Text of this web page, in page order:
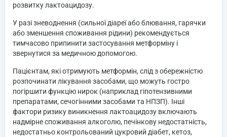
розвитку лактоацидозу.
У разі зневоднення (сильної діареї або блювання, гарячки
або зменшення споживання рідини) рекомендується
тимчасово припинити застосування метформіну і
звернутися за медичною допомогою.
Пацієнтам, які отримують метформін, слід з обережністю
розпочинати лікування засобами, що можуть гостро
погіршити функцію нирок (наприклад гіпотензивними
препаратами, сечогінними засобами та НПЗП). Інші
фактори ризику виникнення лактоацидозу включають
надмірне споживання алкоголю, печінкову недостатність,
недостатньо контрольований цукровий діабет, кетоз,